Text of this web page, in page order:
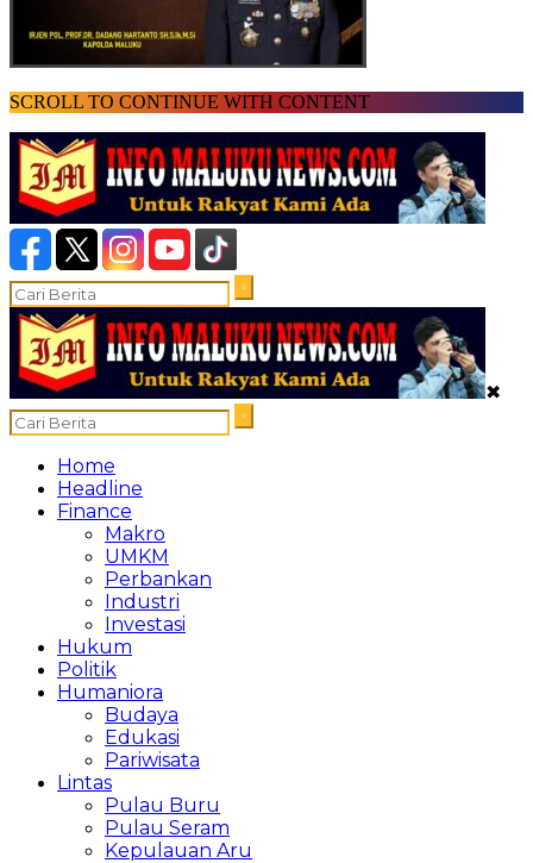
SCROLL TO CONTINUE WITH CONTENT
✖
Home
Headline
Finance
Makro
UMKM
Perbankan
Industri
Investasi
Hukum
Politik
Humaniora
Budaya
Edukasi
Pariwisata
Lintas
Pulau Buru
Pulau Seram
Kepulauan Aru